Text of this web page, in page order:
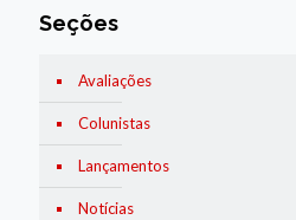
Seções
Avaliações
Colunistas
Lançamentos
Notícias